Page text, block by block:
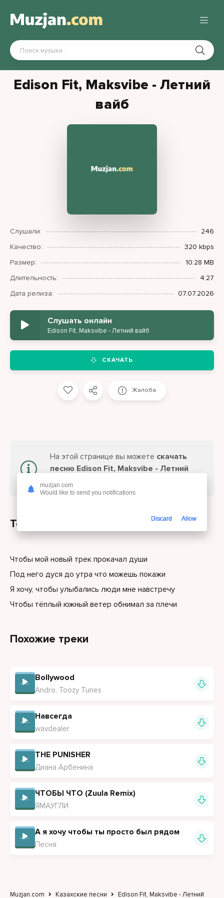
Edison Fit, Maksvibe - Летний
вайб
Слушали:
246
Качество:
320 kbps
Размер:
10.28 MB
Длительность:
4:27
Дата релиза:
07.07.2026
Слушать онлайн
Edison Fit, Maksvibe - Летний вайб
СКАЧАТЬ
Жалоба
На этой странице вы можете скачать
песню Edison Fit, Maksvibe - Летний
вайб
Текст песни
Чтобы мой новый трек прокачал души
Под него дуся до утра что можешь покажи
Я хочу, чтобы улыбались люди мне навстречу
Чтобы тёплый южный ветер обнимал за плечи
Похожие треки
Bollywood
Andro, Toozy Tunes
Навсегда
wavdealer
THE PUNISHER
Диана Арбенина
ЧТОБЫ ЧТО (Zuula Remix)
ЯМАУГЛИ
А я хочу чтобы ты просто был рядом
Песня
Muzjan.com Казахские песни Edison Fit, Maksvibe - Летний
muzjan.com
Would like to send you notifications
Discard Allow